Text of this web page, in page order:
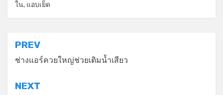
ใน, แอบเย็ด
แนะแนว
เรื่อง
PREV
ช่างแอร์ควยใหญ่ช่วยเติมน้ำเสียว
NEXT